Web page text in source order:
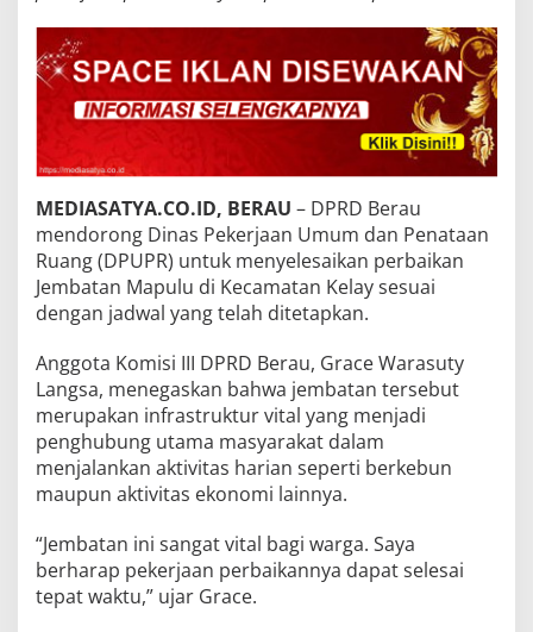
MEDIASATYA.CO.ID, BERAU – DPRD Berau
mendorong Dinas Pekerjaan Umum dan Penataan
Ruang (DPUPR) untuk menyelesaikan perbaikan
Jembatan Mapulu di Kecamatan Kelay sesuai
dengan jadwal yang telah ditetapkan.
Anggota Komisi III DPRD Berau, Grace Warasuty
Langsa, menegaskan bahwa jembatan tersebut
merupakan infrastruktur vital yang menjadi
penghubung utama masyarakat dalam
menjalankan aktivitas harian seperti berkebun
maupun aktivitas ekonomi lainnya.
“Jembatan ini sangat vital bagi warga. Saya
berharap pekerjaan perbaikannya dapat selesai
tepat waktu,” ujar Grace.